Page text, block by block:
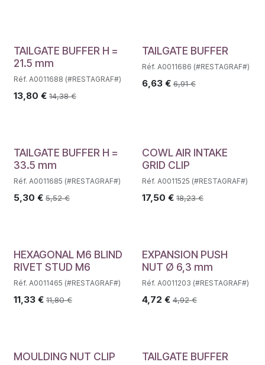
TAILGATE BUFFER H =
21.5 mm
Réf. A0011688 (#RESTAGRAF#)
13,80 € 14,38€
TAILGATE BUFFER
Réf. A0011686 (#RESTAGRAF#)
6,63€ 6,91€
TAILGATE BUFFER H =
33.5 mm
Réf. A0011685 (#RESTAGRAF#)
5,30 € 5,52€
COWL AIR INTAKE
GRID CLIP
Réf. A0011525 (#RESTAGRAF#)
17,50 € 18,23€
HEXAGONAL M6 BLIND
RIVET STUD M6
Réf. A0011465 (#RESTAGRAF#)
11,33 € 11,80€
EXPANSION PUSH
NUT Ø 6,3 mm
Réf. A0011203 (#RESTAGRAF#)
4,72 € 4,92€
MOULDING NUT CLIP TAILGATE BUFFER